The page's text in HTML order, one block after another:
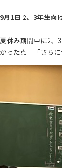
9月1日 2、3年生向
夏休み期間中に2、
かった点」「さら